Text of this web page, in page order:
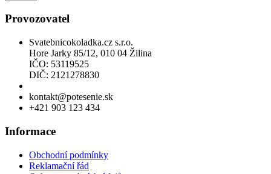
Provozovatel
Svatebnicokoladka.cz s.r.o.
Hore Jarky 85/12, 010 04 Žilina
IČO: 53119525
DIČ: 2121278830
kontakt@potesenie.sk
+421 903 123 434
Informace
Obchodní podmínky
Reklamační řád